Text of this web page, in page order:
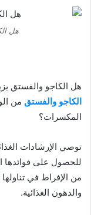
هل
هل الكاجو والفستق
الكاجو والفستق من
المكسرات؟
للحصول على فوائدها
من الإفراط في
والدهون الغذائية.